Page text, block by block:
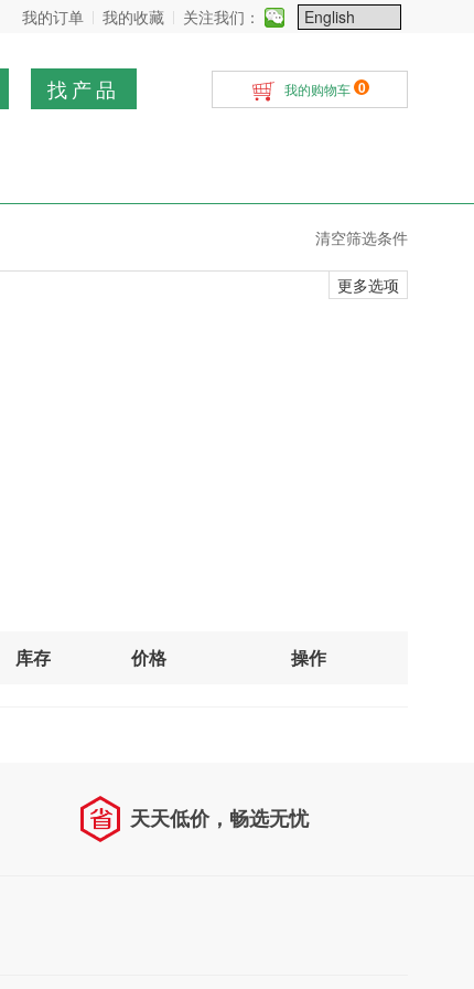
我的订单 我的收藏 关注我们：
找产品 我的购物车 0
清空筛选条件
更多选项
库存 价格 操作
天天低价，畅选无忧